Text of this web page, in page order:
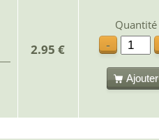
2.95 €
Quantité
-
Ajouter